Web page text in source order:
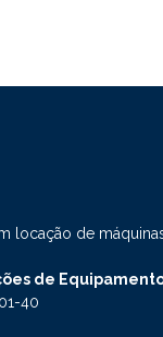
locação de
de
40